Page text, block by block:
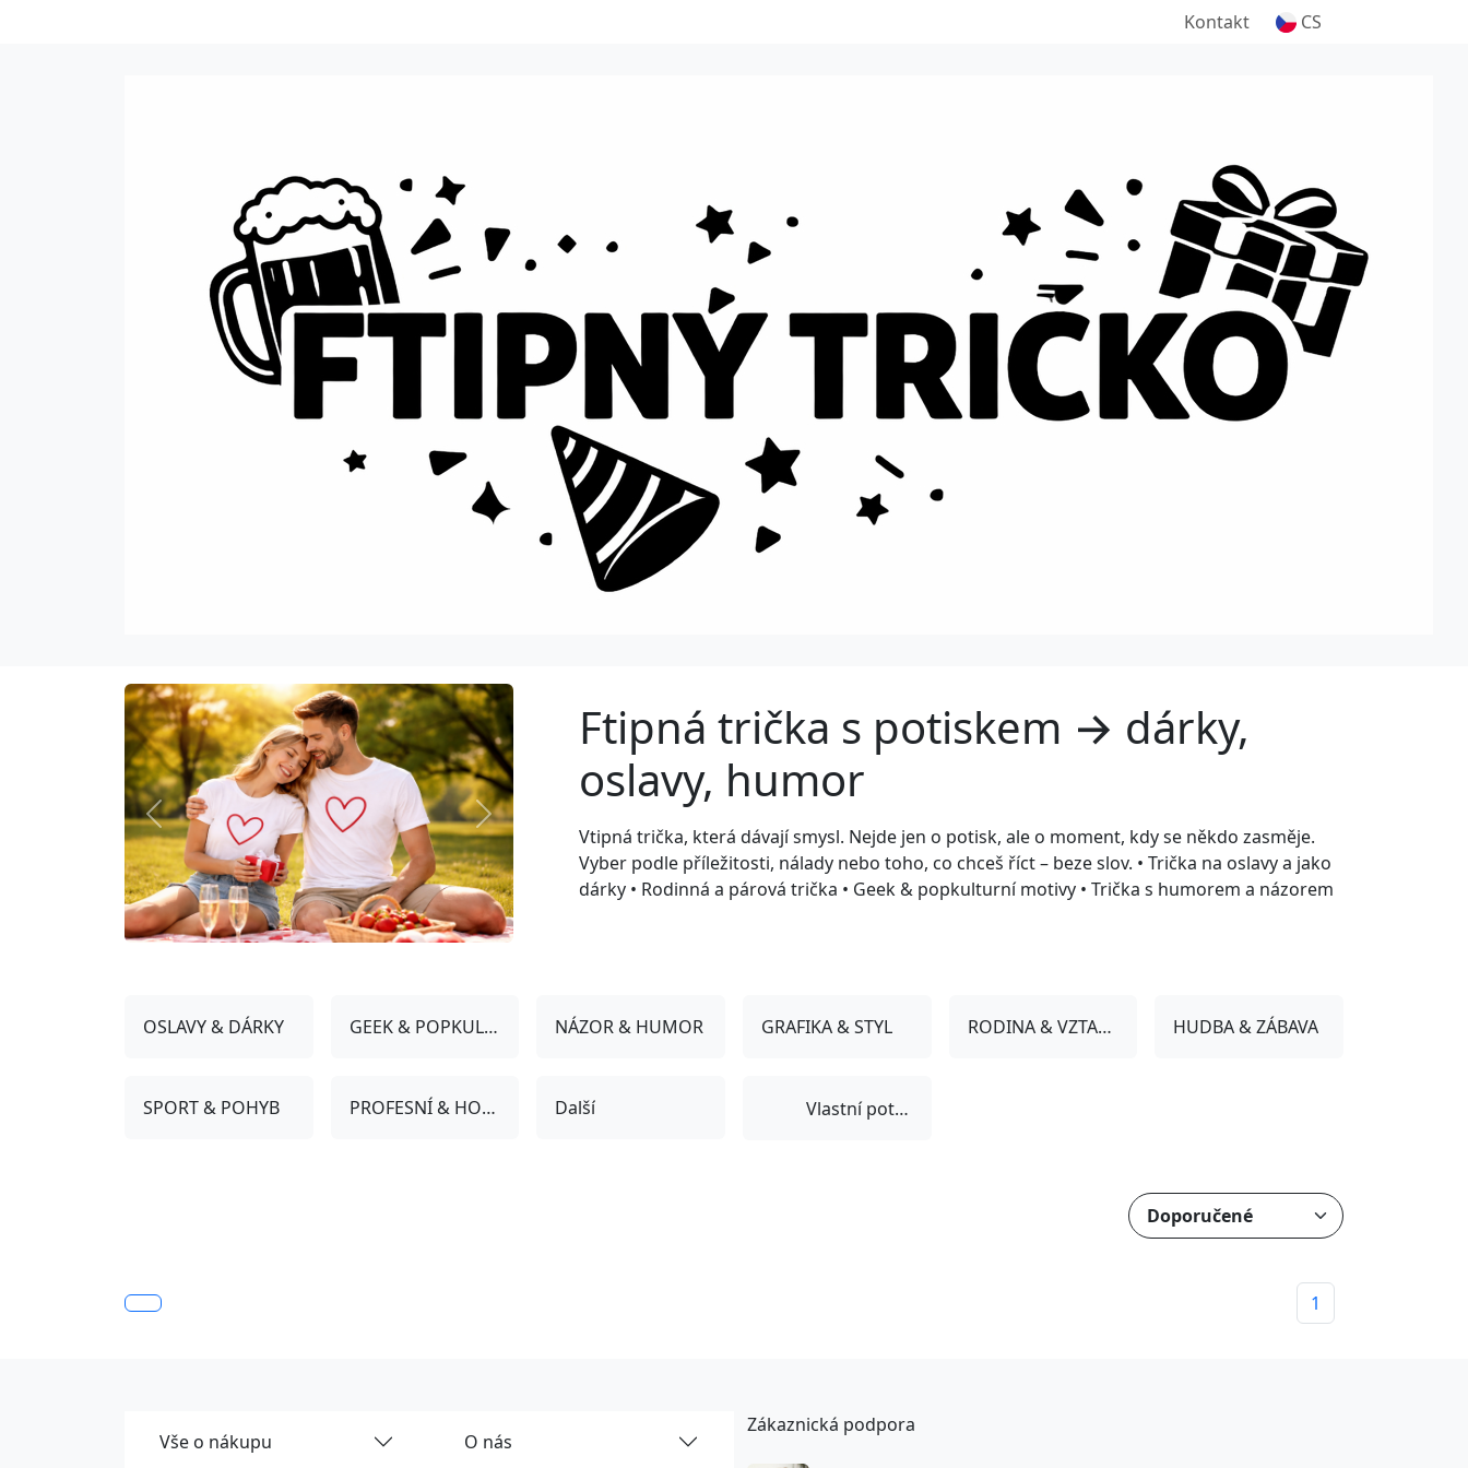
Kontakt CS
Previous Next
Ftipná trička s potiskem → dárky,
oslavy, humor
Vtipná trička, která dávají smysl. Nejde jen o potisk, ale o moment, kdy se někdo zasměje.
Vyber podle příležitosti, nálady nebo toho, co chceš říct – beze slov. • Trička na oslavy a jako
dárky • Rodinná a párová trička • Geek & popkulturní motivy • Trička s humorem a názorem
OSLAVY & DÁRKY GEEK & POPKULTURA NÁZOR & HUMOR GRAFIKA & STYL RODINA & VZTAHY HUDBA & ZÁBAVA
SPORT & POHYB PROFESNÍ & HOBBY Další Vlastní potisk
1
Vše o nákupu O nás
Zákaznická podpora